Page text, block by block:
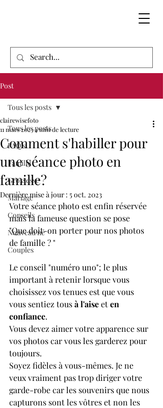
Post
Tous les posts
FAQ's
Famille
Grossesse
Mariage
Conseils
Nouveau né
Couples
Tous les posts
Comment s'habiller pour
une séance photo en
famille?
clairewisefoto
11 mars 20234 min de lecture
Dernière mise à jour : 5 oct. 2023
Votre séance photo est enfin réservée
mais la fameuse question se pose
"Que doit-on porter pour nos photos
de famille ? "
Le conseil "numéro uno"; le plus
important à retenir lorsque vous
choisissez vos tenues est que vous
vous sentiez tous à l'aise et en
confiance.
Vous devez aimer votre apparence sur
vos photos car vous les garderez pour
toujours.
Soyez fidèles à vous-mêmes. Je ne
veux vraiment pas trop diriger votre
garde-robe car les souvenirs que nous
capturons sont les vôtres et non les